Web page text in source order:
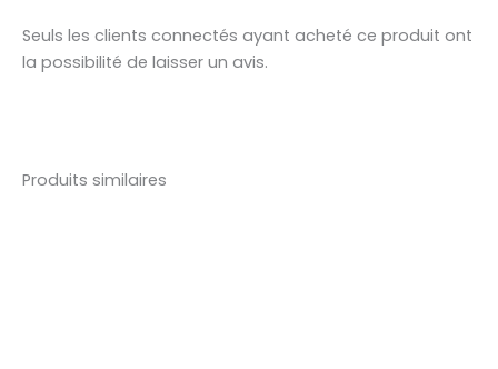
Seuls les clients connectés ayant acheté ce produit ont
la possibilité de laisser un avis.
Produits similaires